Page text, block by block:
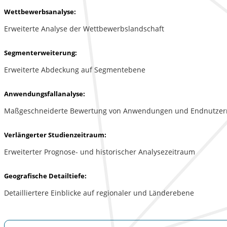
Wettbewerbsanalyse:
Erweiterte Analyse der Wettbewerbslandschaft
Segmenterweiterung:
Erweiterte Abdeckung auf Segmentebene
Anwendungsfallanalyse:
Maßgeschneiderte Bewertung von Anwendungen und
Verlängerter Studienzeitraum:
Erweiterter Prognose- und historischer Analysezeitraum
Geografische Detailtiefe:
Detailliertere Einblicke auf regionaler und Länderebene